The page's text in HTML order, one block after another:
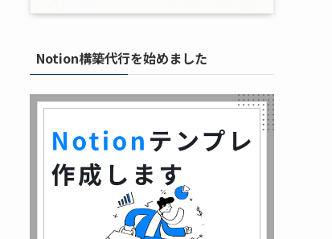
Notion構築代行を始めました